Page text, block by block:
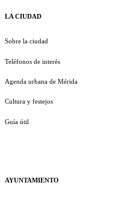
LA CIUDAD
Sobre la ciudad
Teléfonos de interés
Agenda urbana de Mérida
Cultura y festejos
Guía útil
AYUNTAMIENTO